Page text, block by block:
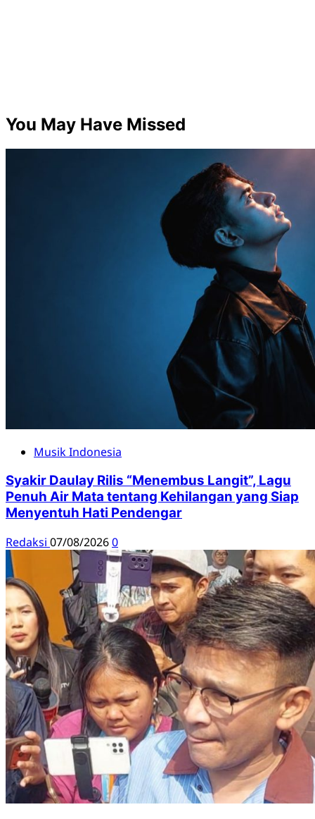
You May Have Missed
Musik Indonesia
Syakir Daulay Rilis “Menembus Langit”, Lagu
Penuh Air Mata tentang Kehilangan yang Siap
Menyentuh Hati Pendengar
Redaksi 07/08/20260